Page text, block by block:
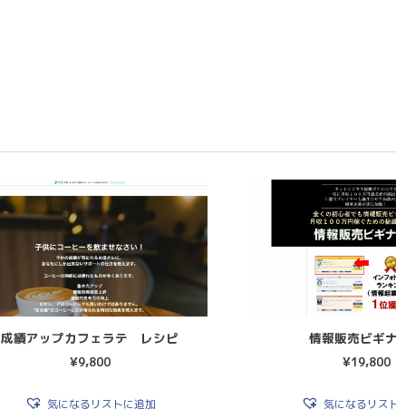
成績アップカフェラテ レシピ
¥9,800
気になるリストに追加
情報販売ビギ
¥19,800
気になるリス